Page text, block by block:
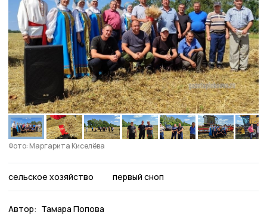
Фото: Маргарита Киселёва
сельское хозяйство первый сноп
Автор: Тамара Попова